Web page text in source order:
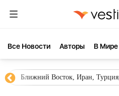
Все Новости Aвторы В Мире
Ближний Восток, Иран,